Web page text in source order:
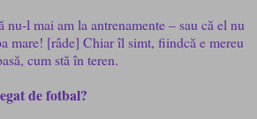
nu-l mai am la antrenamente – sau că el nu
mare! [râde] Chiar îl simt, fiindcă e mereu
cum stă în teren.
de fotbal?